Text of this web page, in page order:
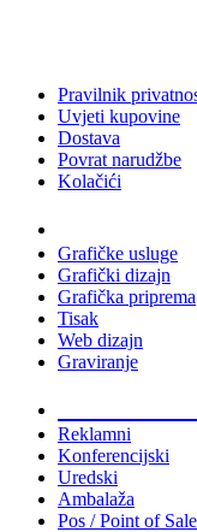
Pravilnik
Uvjeti kupovine
Dostava
Povrat narudžbe
Kolačići
Grafičke usluge
Grafički dizajn
Grafička priprema
Tisak
Web dizajn
Graviranje
Reklamni
Konferencijski
Uredski
Ambalaža
Pos / Point of Sale